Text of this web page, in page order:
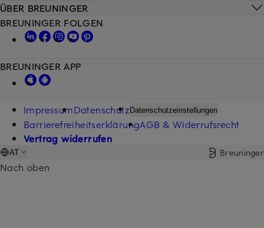
ÜBER BREUNINGER
BREUNINGER FOLGEN
BREUNINGER APP
ImpressumDatenschutzDatenschutzeinstellungen
BarrierefreiheitserklärungAGB & Widerrufsrecht
Vertrag widerrufen
AT Breuninger
Nach oben